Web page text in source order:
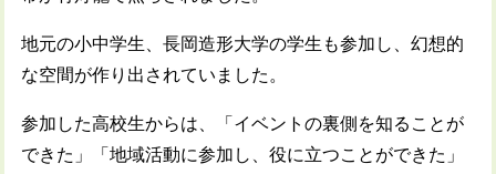
地元の小中学生、長岡造形大学の学生も参加し、幻想的
な空間が作り出されていました。
参加した高校生からは、「イベントの裏側を知ることが
できた」「地域活動に参加し、役に立つことができた」